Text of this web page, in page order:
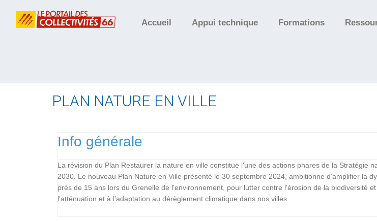
Accueil Appui technique Formations
PLAN NATURE EN VILLE
Info générale
La révision du Plan Restaurer la nature en ville constitue l'une des actions phares de la Stratégie
2030. Le nouveau Plan Nature en Ville présenté le 30 septembre 2024, ambitionne d’amplifier la
près de 15 ans lors du Grenelle de l'environnement, pour lutter contre l'érosion de la biodiversité
l’atténuation et à l’adaptation au dérèglement climatique dans nos villes.